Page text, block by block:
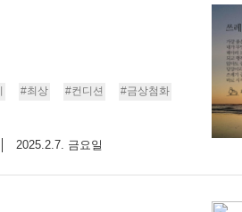
#최상 #컨디션
#금상첨화
2025.2.7. 금요일